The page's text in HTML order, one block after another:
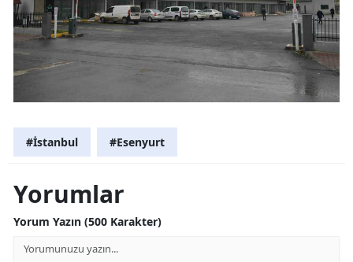
#İstanbul #Esenyurt
Yorumlar
Yorum Yazın (500 Karakter)